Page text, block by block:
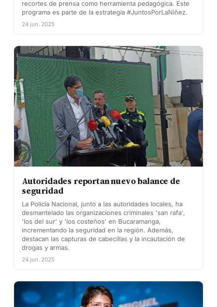
recortes de prensa como herramienta pedagógica. Este
programa es parte de la estrategia #JuntosPorLaNiñez.
24 jun. 2025
Autoridades reportan nuevo balance de
seguridad
La Policía Nacional, junto a las autoridades locales, ha
desmantelado las organizaciones criminales 'san rafa',
'los del sur' y 'los costeños' en Bucaramanga,
incrementando la seguridad en la región. Además,
destacan las capturas de cabecillas y la incautación de
drogas y armas.
24 jun. 2025